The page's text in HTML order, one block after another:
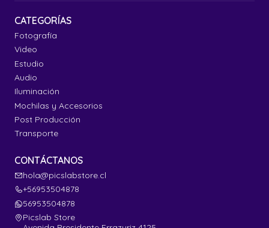
CATEGORÍAS
Fotografía
Video
Estudio
Audio
Iluminación
Mochilas y Accesorios
Post Producción
Transporte
CONTÁCTANOS
hola@picslabstore.cl
+56953504878
56953504878
Picslab Store